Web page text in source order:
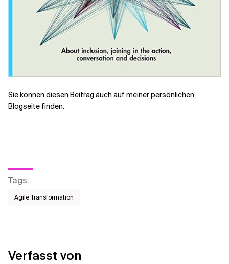
Sie können diesen Beitrag auch auf meiner persönlichen
Blogseite finden.
Tags:
Agile Transformation
Verfasst von